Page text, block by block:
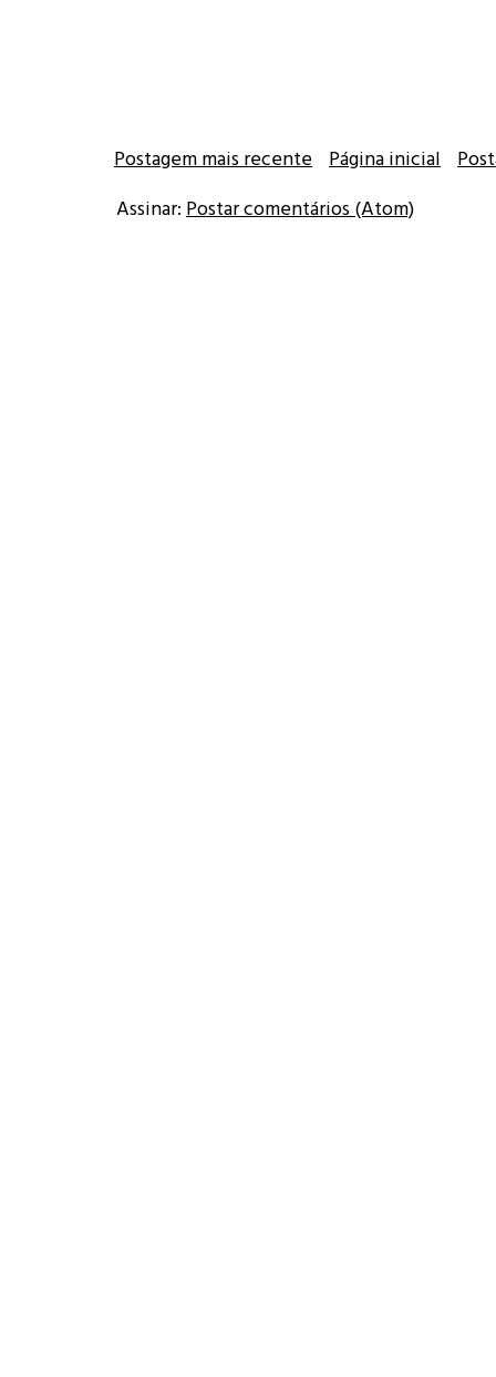
Postagem mais recente Página inicial
Assinar: Postar comentários (Atom)